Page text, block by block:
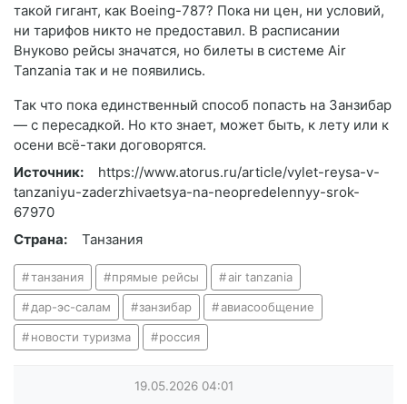
такой гигант, как Boeing-787? Пока ни цен, ни условий,
ни тарифов никто не предоставил. В расписании
Внуково рейсы значатся, но билеты в системе Air
Tanzania так и не появились.
Так что пока единственный способ попасть на Занзибар
— с пересадкой. Но кто знает, может быть, к лету или к
осени всё-таки договорятся.
Источник:
https://www.atorus.ru/article/vylet-reysa-v-
tanzaniyu-zaderzhivaetsya-na-neopredelennyy-srok-
67970
Страна:
Танзания
танзания прямые рейсы air tanzania
дар-эс-салам занзибар авиасообщение
новости туризма россия
19.05.2026 04:01